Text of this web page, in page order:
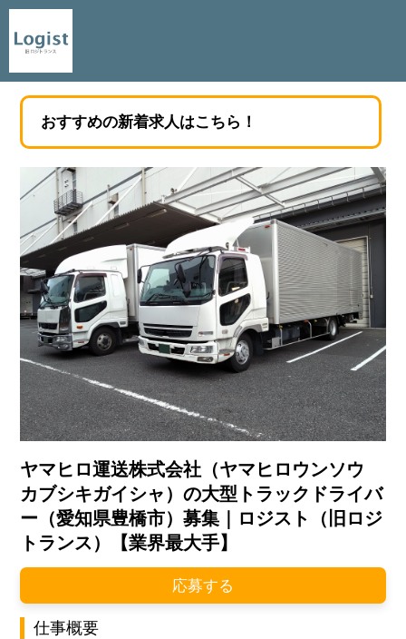
おすすめの新着求人はこちら！
ヤマヒロ運送株式会社（ヤマヒロウンソウ
カブシキガイシャ）の大型トラックドライバ
ー（愛知県豊橋市）募集｜ロジスト（旧ロジ
トランス）【業界最大手】
応募する
仕事概要